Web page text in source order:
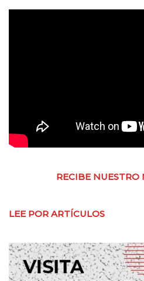
RECIBE NUESTRO
LEE POR ARTÍCULOS